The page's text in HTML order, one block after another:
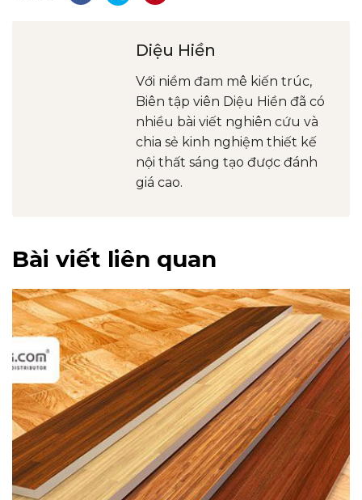
Diệu Hiền
Với niềm đam mê kiến trúc,
Biên tập viên Diệu Hiền đã có
nhiều bài viết nghiên cứu và
chia sẻ kinh nghiệm thiết kế
nội thất sáng tạo được đánh
giá cao.
Bài viết liên quan